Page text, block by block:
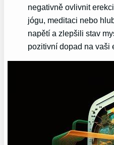
negativně ovlivnit
jógu, meditaci nebo
napětí a zlepšili stav
pozitivní dopad na vaši